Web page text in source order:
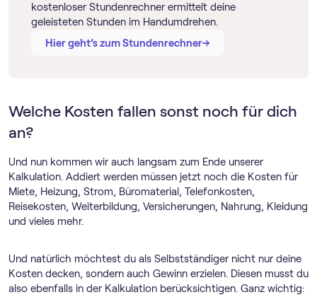
kostenloser Stundenrechner ermittelt deine
geleisteten Stunden im Handumdrehen.
Hier geht’s zum Stundenrechner→
→
Welche Kosten fallen sonst noch für dich
an?
Und nun kommen wir auch langsam zum Ende unserer
Kalkulation. Addiert werden müssen jetzt noch die Kosten für
Miete, Heizung, Strom, Büromaterial, Telefonkosten,
Reisekosten, Weiterbildung, Versicherungen, Nahrung, Kleidung
und vieles mehr.
Und natürlich möchtest du als Selbstständiger nicht nur deine
Kosten decken, sondern auch Gewinn erzielen. Diesen musst du
also ebenfalls in der Kalkulation berücksichtigen. Ganz wichtig: